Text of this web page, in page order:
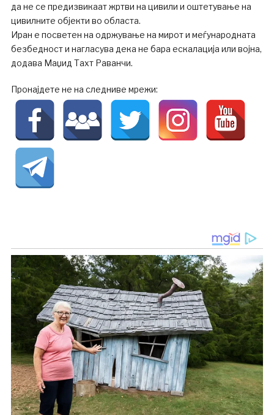
да не се предизвикаат жртви на цивили и оштетување на
цивилните објекти во областа.
Иран е посветен на одржување на мирот и меѓународната
безбедност и нагласува дека не бара ескалација или војна,
додава Маџид Тахт Раванчи.
Пронајдете не на следниве мрежи: